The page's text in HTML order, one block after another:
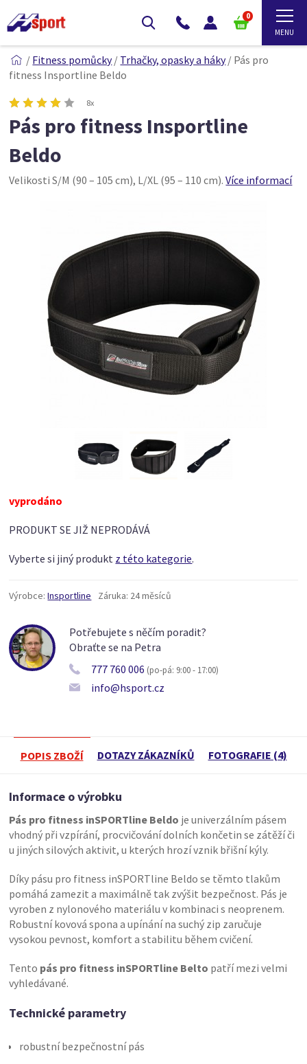
0
/ Fitness pomůcky/ Trhačky, opasky a háky/ Pás pro
fitness Insportline Beldo
8x
Pás pro fitness Insportline
Beldo
Velikosti S/M (90 – 105 cm), L/XL (95 – 110 cm).Více informací
vyprodáno
PRODUKT SE JIŽ NEPRODÁVÁ
Vyberte si jiný produkt z této kategorie.
Výrobce: Insportline Záruka: 24 měsíců
Potřebujete s něčím poradit?
Obraťte se na Petra
777 760 006 (po-pá: 9:00 - 17:00)
info@hsport.cz
POPIS ZBOŽÍ DOTAZY ZÁKAZNÍKŮ FOTOGRAFIE (4)
Informace o výrobku
Pás pro fitness inSPORTline Beldo je univerzálním pásem
vhodný při vzpírání, procvičování dolních končetin se zátěží či
u jiných silových aktivit, u kterých hrozí vznik břišní kýly.
Díky pásu pro fitness inSPORTline Beldo se těmto tlakům
pomáhá zamezit a maximálně tak zvýšit bezpečnost. Pás je
vyroben z nylonového materiálu v kombinaci s neoprenem.
Robustní kovová spona a upínání na suchý zip zaručuje
vysokou pevnost, komfort a stabilitu během cvičení.
Tento pás pro fitness inSPORTline Belto patří mezi velmi
vyhledávané.
Technické parametry
robustní bezpečnostní pás